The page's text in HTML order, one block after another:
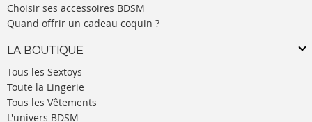
Choisir ses accessoires BDSM
Quand offrir un cadeau coquin ?
LA BOUTIQUE
Tous les Sextoys
Toute la Lingerie
Tous les Vêtements
L'univers BDSM